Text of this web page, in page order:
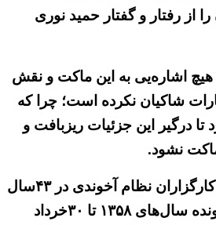
از رفتار و گفتار حمید نوری
هیچ اشاره‌یی به این ماکت و نقش
شاکیان نکرده است؛ چرا که
تا درگیر این جزئیات ریزبافت و
نشود.
۵ ـ دستگاه تبلیغاتی و کارگزاران نظام آخوندی در ۴۳سال
گذشته هرگز سراغ پرونده سال‌های ۱۳۵۸ تا ۳۰خرداد